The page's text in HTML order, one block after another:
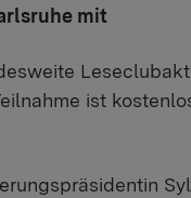
mit
ist